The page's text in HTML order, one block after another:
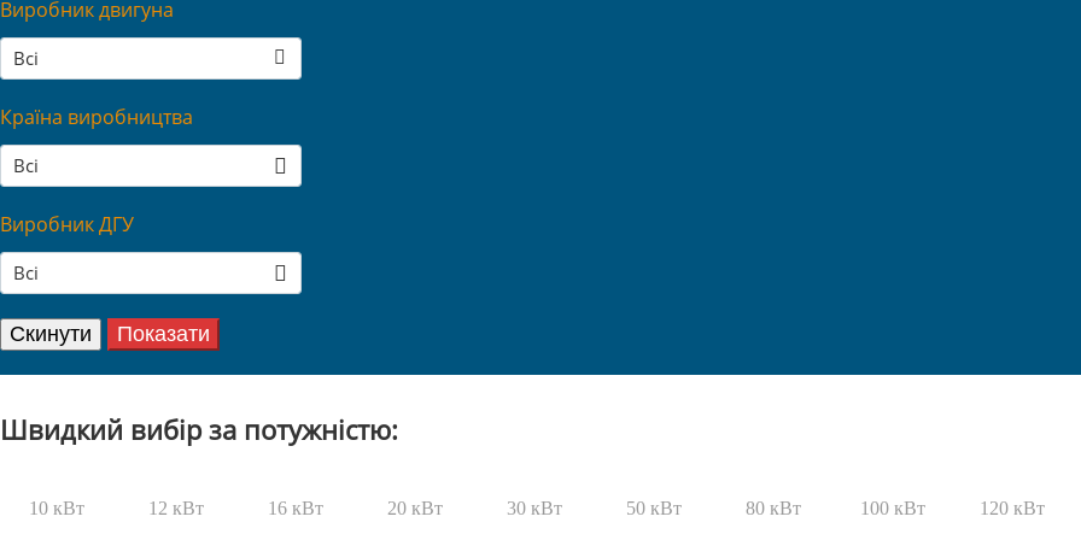
Виробник двигуна
Всі
Країна виробництва
Всі
Виробник ДГУ
Всі
Швидкий вибір за потужністю:
10 кВт 12 кВт 16 кВт 20 кВт 30 кВт 50 кВт 80 кВт 100 кВт 120 кВт